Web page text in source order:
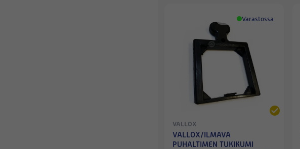
Varastossa
VALLOX
VALLOX/ILMAVA
PUHALTIMEN TUKIKUMI